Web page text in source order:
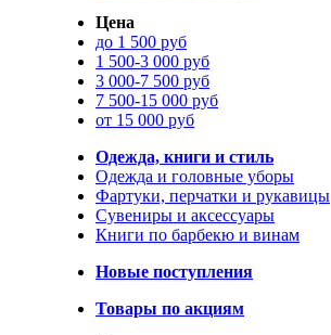
Цена
до 1 500 руб
1 500-3 000 руб
3 000-7 500 руб
7 500-15 000 руб
от 15 000 руб
Одежда, книги и стиль
Одежда и головные уборы
Фартуки, перчатки и рукавицы
Сувениры и аксессуары
Книги по барбекю и винам
Новые поступления
Товары по акциям